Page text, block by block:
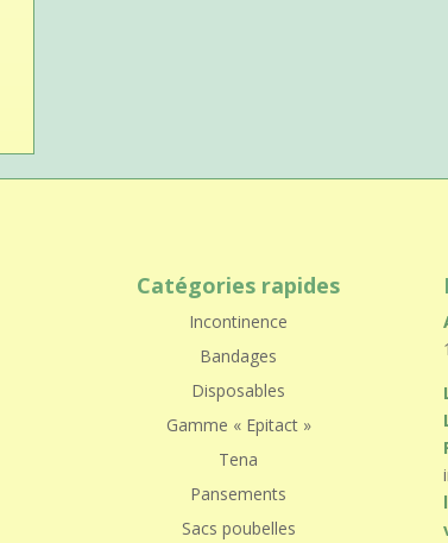
Catégories rapides
Incontinence
Bandages
Disposables
Gamme « Epitact »
Tena
Pansements
Sacs poubelles